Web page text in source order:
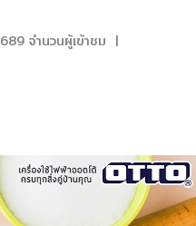
จำนวนผู้เข้าชม |